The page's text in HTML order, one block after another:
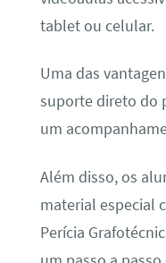
tablet ou celular.
Uma das
suporte direto do
um
Além disso, os
material especial
Perícia